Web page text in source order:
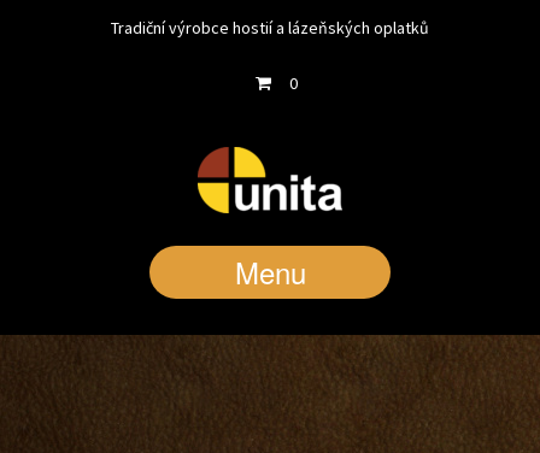
Tradiční výrobce hostií a lázeňských oplatků
0
Menu